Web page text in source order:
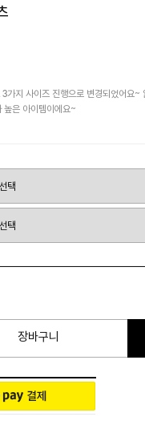
9. 청치마
가지 사이즈 진행으로 변경되었어요~
높은 아이템이에요~
장바구니